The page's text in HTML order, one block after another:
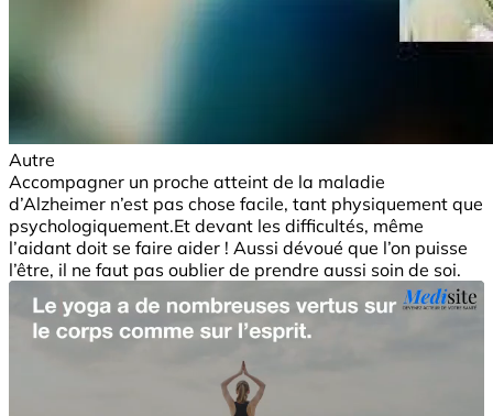
Autre
Accompagner un proche atteint de la maladie
d’Alzheimer n’est pas chose facile, tant physiquement que
psychologiquement.Et devant les difficultés, même
l’aidant doit se faire aider ! Aussi dévoué que l’on puisse
l’être, il ne faut pas oublier de prendre aussi soin de soi.